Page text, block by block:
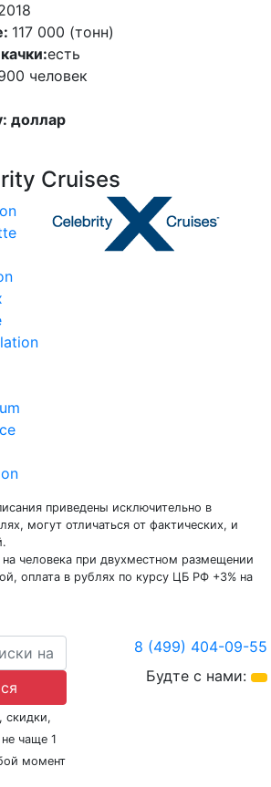
117 000 (тонн)
есть
человек
доллар
Cruises
приведены исключительно в
могут отличаться от фактических, и
человека при двухместном размещении
оплата в рублях по курсу ЦБ РФ +3% на
скидки,
чаще 1
момент
8 (499) 404-09-55
Будте с нами: